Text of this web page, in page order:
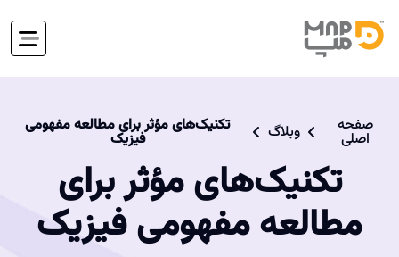
صفحه
اصلی وبلاگ تکنیک‌های مؤثر برای مطالعه مفهومی
فیزیک
تکنیک‌های مؤثر برای
مطالعه مفهومی فیزیک